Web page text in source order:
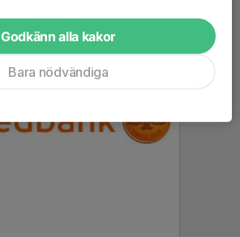
Godkänn alla kakor
Bara nödvändiga